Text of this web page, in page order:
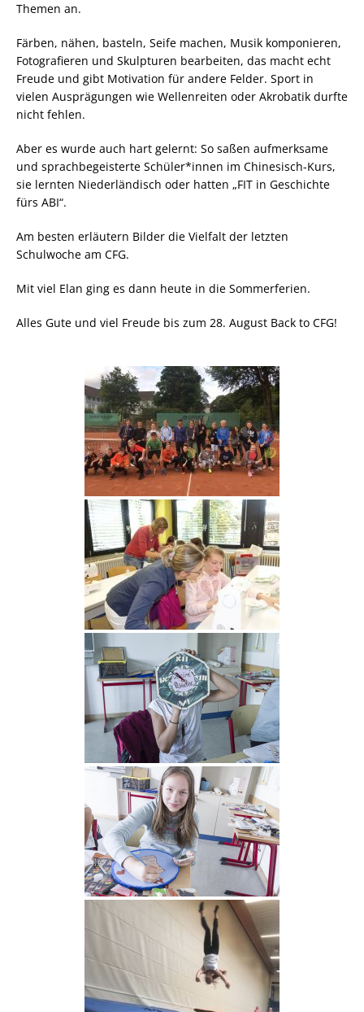
Themen an.
Färben, nähen, basteln, Seife machen, Musik komponieren,
Fotografieren und Skulpturen bearbeiten, das macht echt
Freude und gibt Motivation für andere Felder. Sport in
vielen Ausprägungen wie Wellenreiten oder Akrobatik durfte
nicht fehlen.
Aber es wurde auch hart gelernt: So saßen aufmerksame
und sprachbegeisterte Schüler*innen im Chinesisch-Kurs,
sie lernten Niederländisch oder hatten „FIT in Geschichte
fürs ABI“.
Am besten erläutern Bilder die Vielfalt der letzten
Schulwoche am CFG.
Mit viel Elan ging es dann heute in die Sommerferien.
Alles Gute und viel Freude bis zum 28. August Back to CFG!